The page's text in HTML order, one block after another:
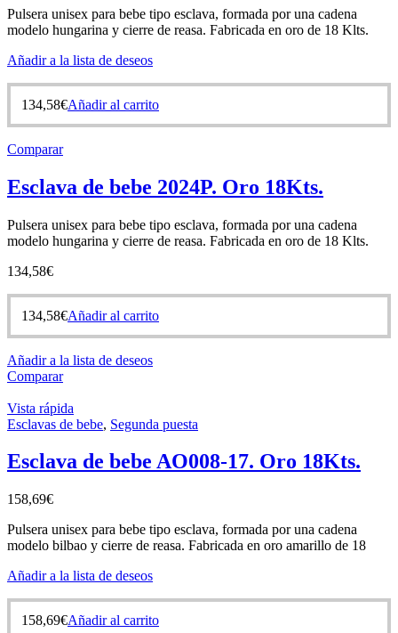
Pulsera unisex para bebe tipo esclava, formada por una cadena
modelo hungarina y cierre de reasa. Fabricada en oro de 18 Klts.
Añadir a la lista de deseos
134,58€Añadir al carrito
Comparar
Esclava de bebe 2024P. Oro 18Kts.
Pulsera unisex para bebe tipo esclava, formada por una cadena
modelo hungarina y cierre de reasa. Fabricada en oro de 18 Klts.
134,58€
134,58€Añadir al carrito
Añadir a la lista de deseos
Comparar
Vista rápida
Esclavas de bebe, Segunda puesta
Esclava de bebe AO008-17. Oro 18Kts.
158,69€
Pulsera unisex para bebe tipo esclava, formada por una cadena
modelo bilbao y cierre de reasa. Fabricada en oro amarillo de 18
Añadir a la lista de deseos
158,69€Añadir al carrito